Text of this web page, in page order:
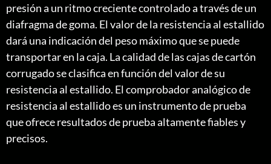
presión a un ritmo creciente controlado a través de un
diafragma de goma. El valor de la resistencia al estallido
dará una indicación del peso máximo que se puede
transportar en la caja. La calidad de las cajas de cartón
corrugado se clasifica en función del valor de su
resistencia al estallido. El comprobador analógico de
resistencia al estallido es un instrumento de prueba
que ofrece resultados de prueba altamente fiables y
precisos.